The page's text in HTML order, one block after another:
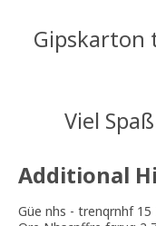
Gipskarton
Viel
Additional
Güe nhs - trenqrnhf